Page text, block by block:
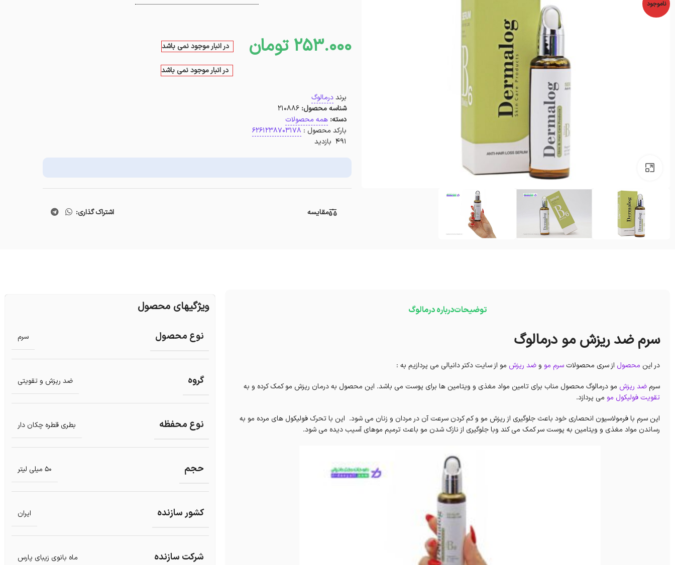
ناموجود
253.000 تومان در انبار موجود نمی باشد
در انبار موجود نمی باشد
برنددرمالوگ
شناسه محصول:210886
دسته: همه محصولات
بارکد محصول : 6261238703178
491 بازدید
مقایسه اشتراک گذاری:
توضیحاتدرباره درمالوگ
سرم ضد ریزش مو درمالوگ
در این محصول از سری محصولات سرم مو وضد ریزش مو از سایت دکتر دانیالی می پردازیم به :
سرمضد ریزش مو درمالوگ محصول مناب برای تامین مواد مغذی و ویتامین ها برای پوست می باشد. این محصول به درمان ریزش مو کمک کرده و به
تقویت فولیکول مو می پردازد.
این سرم با فرمولاسیون انحصاری خود باعث جلوگیری از ریزش مو و کم کردن سرعت آن در مردان و زنان می شود. این با تحرک فولیکول های مرده مو به
رساندن مواد مغذی و ویتامین به پوست سر کمک می کند وبا جلوگیری از نازک شدن مو باعث ترمیم موهای آسیب دیده می شود.
ویژگیهای محصول
نوع محصول سرم
گروه ضد ریزش و تقویتی
نوع محفظه بطری قطره چکان دار
حجم 50 میلی لیتر
کشور سازنده ایران
شرکت سازنده ماه بانوی زیبای پارس